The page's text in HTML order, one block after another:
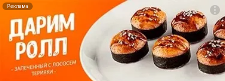
Реклама